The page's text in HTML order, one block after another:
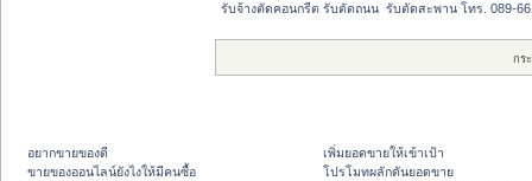
รับจ้างตัดคอนกรีต รับตัดถนน  รับตัดสะพาน โทร. 089-
กร
อยากขายของดี
ขายของออนไลน์ยังไงให้มีคนซื้อ
เพิ่มยอดขายให้เข้าเป้า
โปรโมทผลักดันยอดขาย